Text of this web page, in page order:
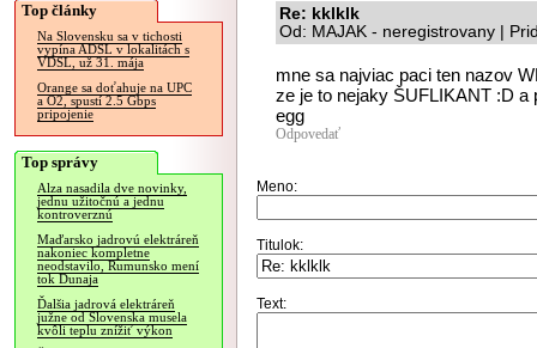
Top články
Na Slovensku sa v tichosti
vypína ADSL v lokalitách s
VDSL, už 31. mája
Orange sa doťahuje na UPC
a O2, spustí 2.5 Gbps
pripojenie
Top správy
Alza nasadila dve novinky,
jednu užitočnú a jednu
kontroverznú
Maďarsko jadrovú elektráreň
nakoniec kompletne
neodstavilo, Rumunsko mení
tok Dunaja
Ďalšia jadrová elektráreň
južne od Slovenska musela
kvôli teplu znížiť výkon
Re: kklklk
Od: MAJAK - neregistrovany |
mne sa najviac paci ten nazov
ze je to nejaky ŠUFLIKANT :D a
egg
Odpovedať
Meno:
Titulok:
Text: